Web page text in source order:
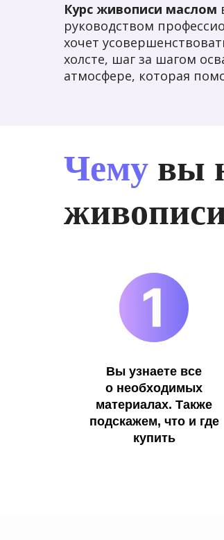
Курс живописи маслом
руководством
хочет
холсте, шаг за шагом
атмосфере, которая
Чему вы
Вы узнаете все
о необходимых
материалах. Также
подскажем, что и где
купить